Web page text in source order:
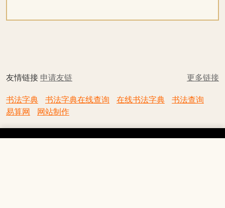
友情链接 申请友链 更多链接
书法字典 书法字典在线查询 在线书法字典
书法查询
易算网
网站制作